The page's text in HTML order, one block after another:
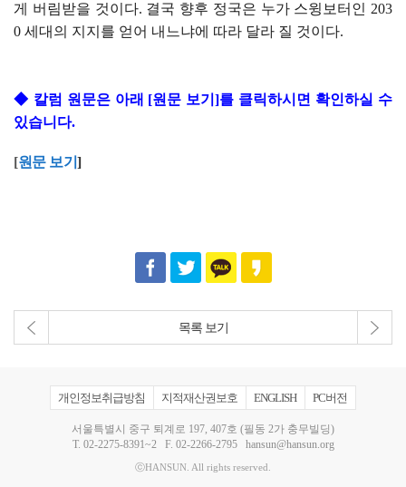
게 버림받을 것이다. 결국 향후 정국은 누가 스윙보터인 203
0 세대의 지지를 얻어 내느냐에 따라 달라 질 것이다.
◆ 칼럼 원문은 아래 [원문 보기]를 클릭하시면 확인하실 수
있습니다.
[원문 보기]
목록 보기
개인정보취급방침 지적재산권보호 ENGLISH PC버전
서울특별시 중구 퇴계로 197, 407호 (필동 2가 충무빌딩)
T. 02-2275-8391~2F. 02-2266-2795 hansun@hansun.org
ⓒHANSUN. All rights reserved.